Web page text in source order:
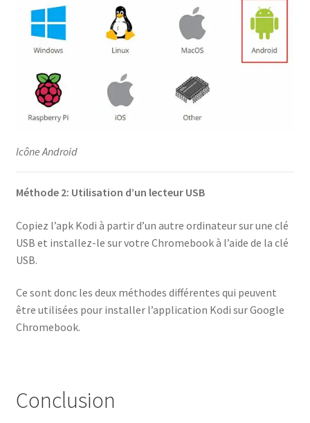
Icône Android
Méthode 2: Utilisation d’un lecteur USB
Copiez l’apk Kodi à partir d’un autre ordinateur sur une clé
USB et installez-le sur votre Chromebook à l’aide de la clé
USB.
Ce sont donc les deux méthodes différentes qui peuvent
être utilisées pour installer l’application Kodi sur Google
Chromebook.
Conclusion